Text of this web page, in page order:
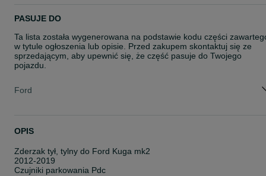
PASUJE DO
Ta lista została wygenerowana na podstawie kodu części
w tytule ogłoszenia lub opisie. Przed zakupem skontaktuj się ze
sprzedającym, aby upewnić się, że część pasuje do Twojego
pojazdu.
Ford
OPIS
Zderzak tył, tylny do Ford Kuga mk2
2012-2019
Czujniki parkowania Pdc